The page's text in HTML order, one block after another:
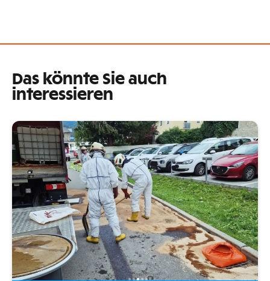
Das könnte Sie auch
interessieren